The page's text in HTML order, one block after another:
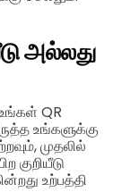
அல்லது
QR
உங்களுக்கு
முதலில்
குறியீடு
உற்பத்தி